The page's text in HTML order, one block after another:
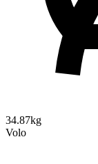
34.87kg
Volo